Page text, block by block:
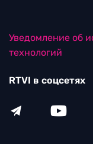
Уведомление об
технологий
RTVI в соцсетях